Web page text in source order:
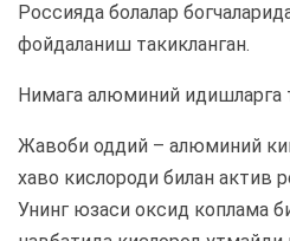
Россияда болалар
фойдаланиш такикланган.
Нимага алюминий идишларга
Жавоби оддий – алюминий
хаво кислороди билан актив
Унинг юзаси оксид коплама